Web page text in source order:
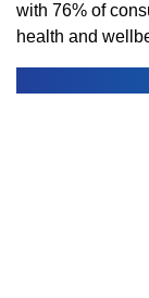
with 76% of
health and